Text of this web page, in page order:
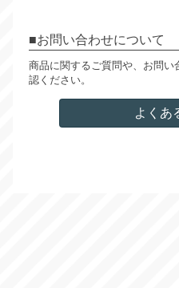
お問い合わせについて
商品に関するご質問や、お問
認ください。
よくあ